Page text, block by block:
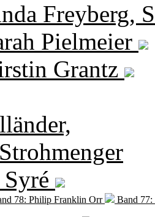
Freyberg,
Pielmeier
Grantz
78: Philip Franklin Orr
Band